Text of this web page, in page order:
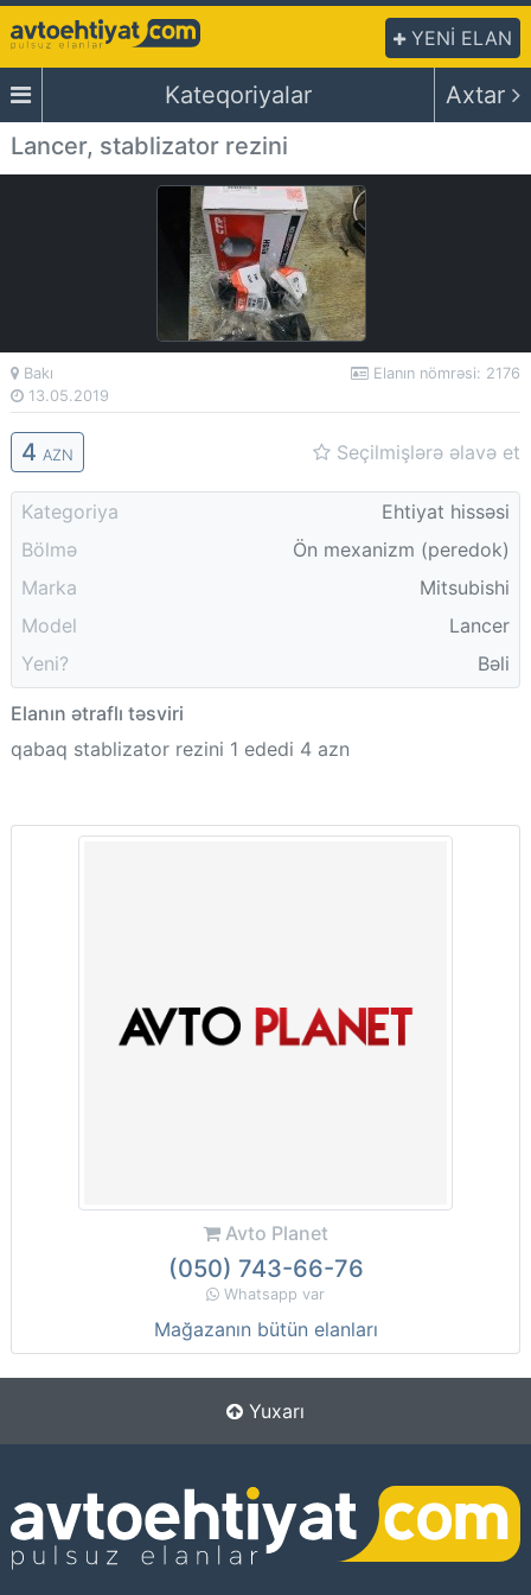
YENİ ELAN
Kateqoriyalar
Axtar
Lancer, stablizator rezini
Bakı
13.05.2019
Elanın nömrəsi: 2176
4 AZN Seçilmişlərə əlavə et
Kategoriya
Ehtiyat hissəsi
Bölmə
Ön mexanizm (peredok)
Marka
Mitsubishi
Model
Lancer
Yeni?
Bəli
Elanın ətraflı təsviri
qabaq stablizator rezini 1 ededi 4 azn
Avto Planet
(050) 743-66-76
Whatsapp var
Mağazanın bütün elanları
Yuxarı